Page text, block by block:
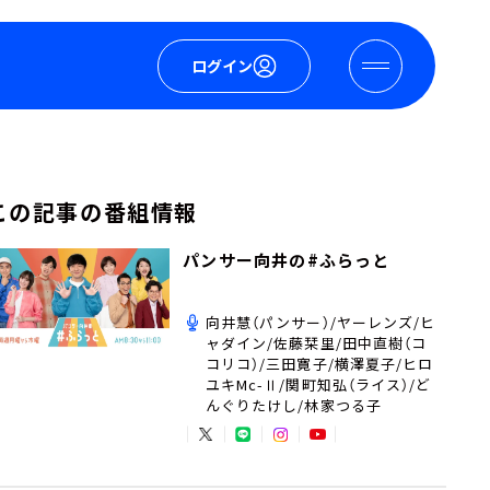
ログイン
の記事の番組情報
パンサー向井の#ふらっと
向井慧（パンサー）/ヤーレンズ/ヒ
ャダイン/佐藤栞里/田中直樹（コ
コリコ）/三田寛子/横澤夏子/ヒロ
ユキMc-Ⅱ/関町知弘（ライス）/ど
んぐりたけし/林家つる子